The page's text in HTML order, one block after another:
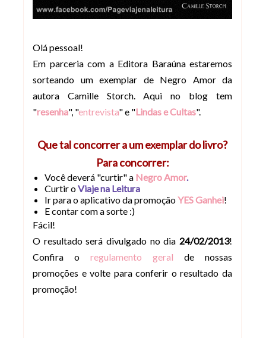
Olá pessoal!
Em parceria com a Editora Baraúna estaremos
sorteando um exemplar de Negro Amor da
autora Camille Storch. Aqui no blog tem
"resenha", "entrevista" e "Lindas e Cultas".
Que tal concorrer a um exemplar do livro?
Para concorrer:
Você deverá "curtir" a Negro Amor.
Curtir oViaje na Leitura
Ir para o aplicativo da promoçãoYES Ganhei!
E contar com a sorte :)
Fácil!
O resultado será divulgado no dia 24/02/2013!
Confira o regulamento geral de nossas
promoções e volte para conferir o resultado da
promoção!